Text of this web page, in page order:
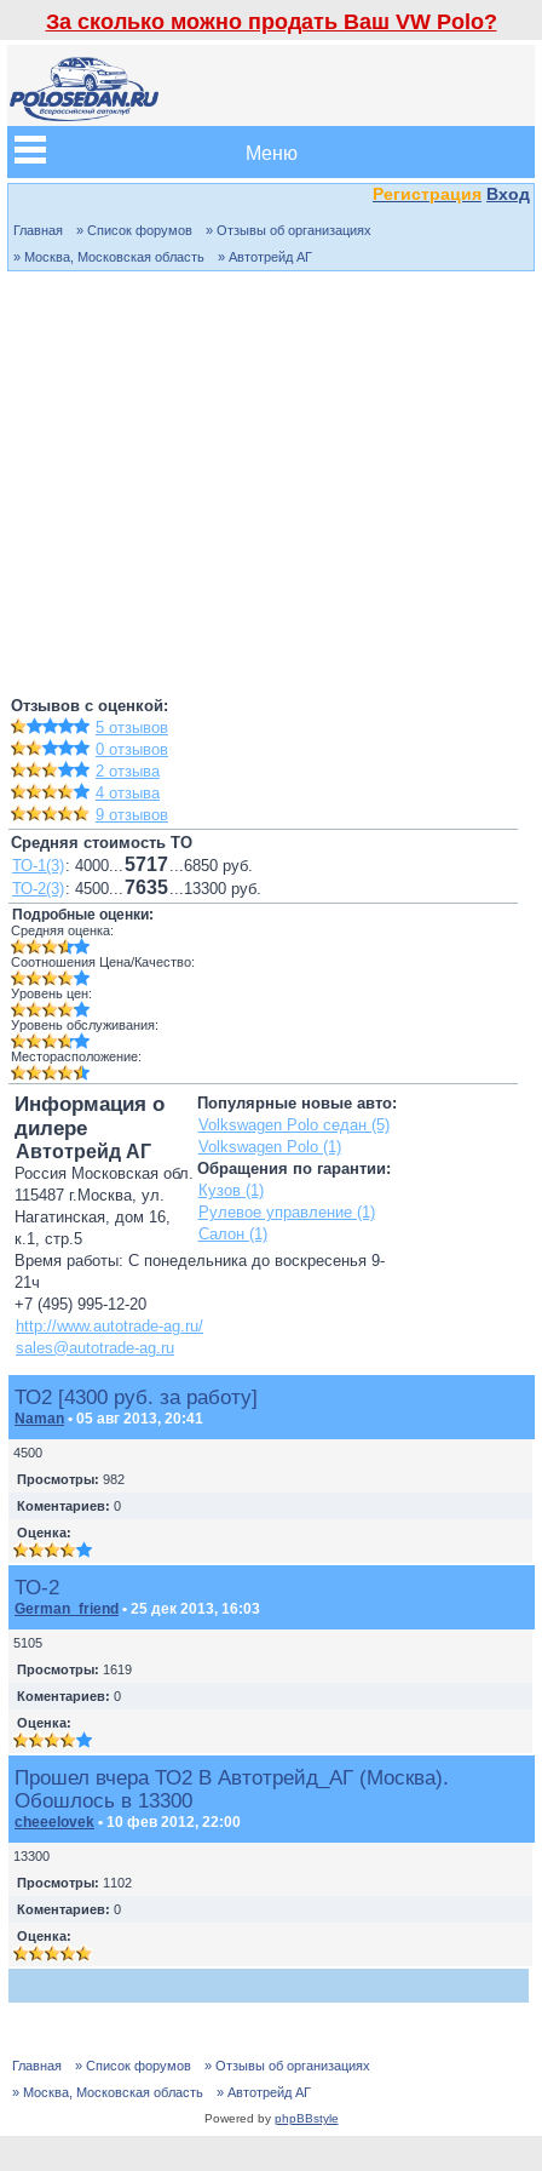
За сколько можно продать Ваш VW Polo?
Меню
Регистрация Вход
Главная » Список форумов
» Отзывы об организациях
» Москва, Московская область
» Автотрейд АГ
Отзывов с оценкой:
5 отзывов
0 отзывов
2 отзыва
4 отзыва
9 отзывов
Средняя стоимость ТО
ТО-1(3): 4000...5717...6850 руб.
ТО-2(3): 4500...7635...13300 руб.
Подробные оценки:
Средняя оценка:
Соотношения Цена/Качество:
Уровень цен:
Уровень обслуживания:
Месторасположение:
Популярные новые авто:
Volkswagen Polo седан (5)
Volkswagen Polo (1)
Обращения по гарантии:
Кузов (1)
Рулевое управление (1)
Салон (1)
Информация о
дилере
Автотрейд АГ
Россия Московская обл.
115487 г.Москва, ул.
Нагатинская, дом 16,
к.1, стр.5
Время работы: С понедельника до воскресенья 9-
21ч
+7 (495) 995-12-20
http://www.autotrade-ag.ru/
sales@autotrade-ag.ru
ТО2 [4300 руб. за работу]
Naman • 05 авг 2013, 20:41
4500
Просмотры: 982
Коментариев: 0
Оценка:
ТО-2
German_friend • 25 дек 2013, 16:03
5105
Просмотры: 1619
Коментариев: 0
Оценка:
Прошел вчера ТО2 В Автотрейд_АГ (Москва).
Обошлось в 13300
cheeelovek • 10 фев 2012, 22:00
13300
Просмотры: 1102
Коментариев: 0
Оценка:
Главная » Список форумов
» Отзывы об организациях
» Москва, Московская область
» Автотрейд АГ
Powered by phpBBstyle